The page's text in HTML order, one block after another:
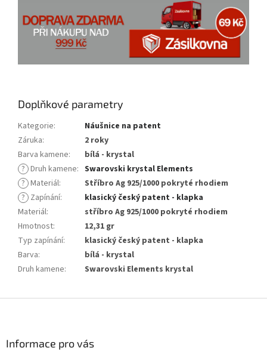
Doplňkové parametry
Kategorie:
Náušnice na patent
Záruka:
2 roky
Barva kamene:
bílá - krystal
? Druh kamene: Swarovski krystal Elements
? Materiál:
Stříbro Ag 925/1000 pokryté rhodiem
? Zapínání:
klasický český patent - klapka
Materiál:
stříbro Ag 925/1000 pokryté rhodiem
Hmotnost:
12,31 gr
Typ zapínání:
klasický český patent - klapka
Barva:
bílá - krystal
Druh kamene: Swarovski Elements krystal
Informace pro vás